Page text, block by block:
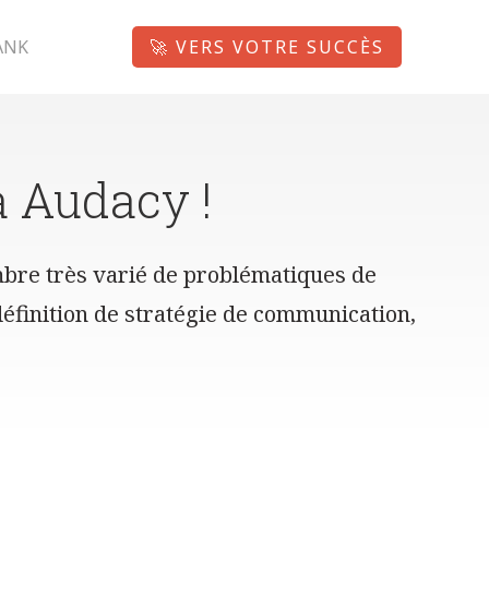
🚀 VERS VOTRE SUCCÈS
!
très varié de problématiques de
de stratégie de communication,